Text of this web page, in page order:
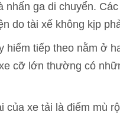
nhấn ga di chuyển.
do tài xế không kịp
hiểm tiếp theo nằm ở
cỡ lớn thường có
của xe tải là điểm mù